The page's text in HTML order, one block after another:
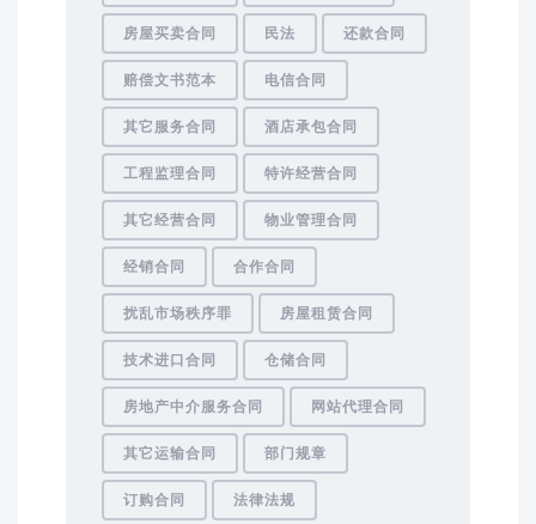
房屋买卖合同 民法 还款合同
赔偿文书范本 电信合同
其它服务合同 酒店承包合同
工程监理合同 特许经营合同
其它经营合同 物业管理合同
经销合同 合作合同
扰乱市场秩序罪 房屋租赁合同
技术进口合同 仓储合同
房地产中介服务合同 网站代理合同
其它运输合同 部门规章
订购合同 法律法规